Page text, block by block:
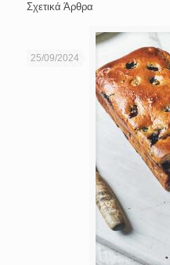
Σχετικά Άρθρα
25/09/2024